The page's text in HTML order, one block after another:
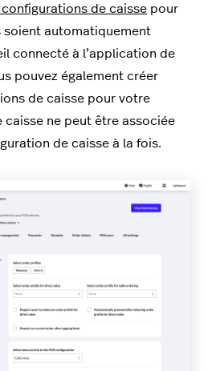
de caisse pour
soient automatiquement
connecté à l’application de
pouvez également créer
de caisse pour votre
caisse ne peut être associée
de caisse à la fois.